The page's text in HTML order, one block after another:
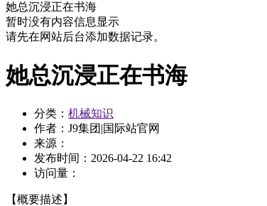
她总沉浸正在书海
暂时没有内容信息显示
请先在网站后台添加数据记录。
她总沉浸正在书海
分类： 机械知识
作者：J9集团|国际站官网
来源：
发布时间： 2026-04-22 16:42
访问量：
【概要描述】